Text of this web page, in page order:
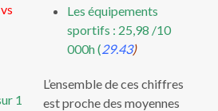
1
Les équipements
sportifs : 25,98 /10
000h (29.43)
L’ensemble de ces chiffres
est proche des moyennes